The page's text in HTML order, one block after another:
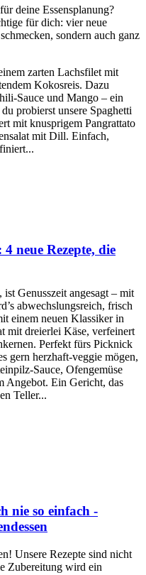
deine Essensplanung?
für dich: vier neue
sondern auch ganz
zarten Lachsfilet mit
Kokosreis. Dazu
Sauce und Mango – ein
probierst unsere Spaghetti
mit knusprigem Pangrattato
mit Dill. Einfach,
neue Rezepte, die
Genusszeit angesagt – mit
abwechslungsreich, frisch
einem neuen Klassiker in
mit dreierlei Käse, verfeinert
Perfekt fürs Picknick
gern herzhaft-veggie mögen,
Sauce, Ofengemüse
Angebot. Ein Gericht, das
Teller...
nie so einfach -
Unsere Rezepte sind nicht
Zubereitung wird ein